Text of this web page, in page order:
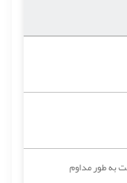
به طور مداوم